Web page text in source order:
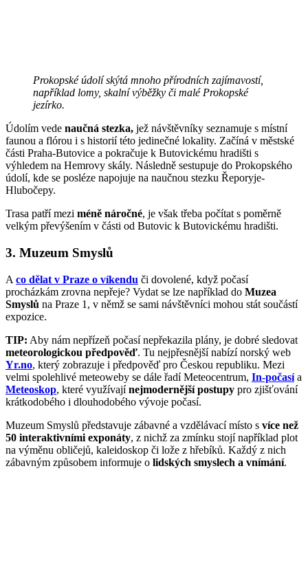
Prokopské údolí skýtá mnoho přírodních zajímavostí,
například lomy, skalní výběžky či malé Prokopské
jezírko.
Údolím vede naučná stezka, jež návštěvníky seznamuje s místní
faunou a flórou i s historií této jedinečné lokality. Začíná v městské
části Praha-Butovice a pokračuje k Butovickému hradišti s
výhledem na Hemrovy skály. Následně sestupuje do Prokopského
údolí, kde se posléze napojuje na naučnou stezku Řeporyje-
Hlubočepy.
Trasa patří mezi méně náročné, je však třeba počítat s poměrně
velkým převýšením v části od Butovic k Butovickému hradišti.
3. Muzeum Smyslů
A co dělat v Praze o víkendu či dovolené, když počasí
procházkám zrovna nepřeje? Vydat se lze například do Muzea
Smyslů na Praze 1, v němž se sami návštěvníci mohou stát součástí
expozice.
TIP: Aby nám nepřízeň počasí nepřekazila plány, je dobré sledovat
meteorologickou předpověď. Tu nejpřesnější nabízí norský web
Yr.no, který zobrazuje i předpověď pro Českou republiku. Mezi
velmi spolehlivé meteoweby se dále řadí Meteocentrum, In-počasía
Meteoskop, které využívajínejmodernější postupy pro zjišťování
krátkodobého i dlouhodobého vývoje počasí.
Muzeum Smyslů představuje zábavné a vzdělávací místo s více než
50 interaktivními exponáty, z nichž za zmínku stojí například plot
na výměnu obličejů, kaleidoskop či lože z hřebíků. Každý z nich
zábavným způsobem informuje o lidských smyslech a vnímání.